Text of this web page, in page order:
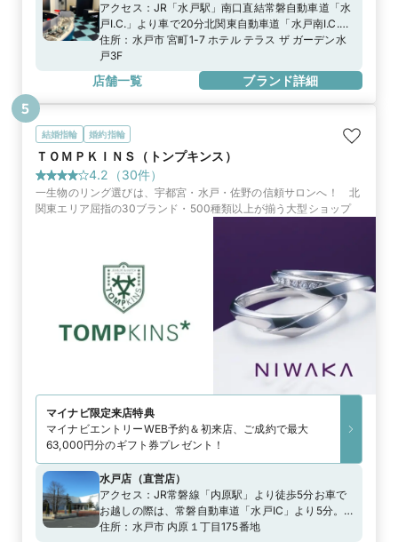
アクセス： JR「水戸駅」南口直結常磐自動車道「水
戸I.C.」より車で20分北関東自動車道「水戸南I.C.」
より車で15分【駐車場】「ホテルテラスザガーデン
水戸 1・２階駐車場」※当店ご滞在時間で上限2時間
分の無料駐車券進呈※ブライダルリングの購入（検
討）時が対象
住所： 水戸市 宮町1-7 ホテル テラス ザ ガーデン水
戸3F
店舗一覧 ブランド詳細
結婚指輪 婚約指輪
ＴＯＭＰＫＩＮＳ（トンプキンス）
4.2 （30件）
一生物のリング選びは、宇都宮・水戸・佐野の信頼サロンへ！ 北
関東エリア屈指の30ブランド・500種類以上が揃う大型ショップ
マイナビ限定来店特典
マイナビエントリーWEB予約＆初来店、ご成約で最大
63,000円分のギフト券プレゼント！
水戸店 （直営店）
アクセス： JR常磐線「内原駅」より徒歩5分お車で
お越しの際は、常磐自動車道「水戸IC」より5分。
(無料駐車場完備）
住所： 水戸市 内原１丁目175番地
5